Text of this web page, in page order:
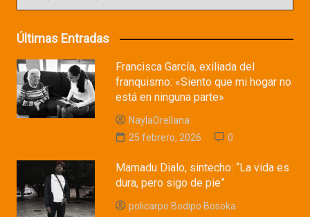
Últimas Entradas
Francisca García, exiliada del
franquismo: «Siento que mi hogar no
está en ninguna parte»
NaylaOrellana
25 febrero, 2026
0
Mamadu Dialo, sintecho: “La vida es
dura, pero sigo de pie”
policarpo Bodipo Bosoka